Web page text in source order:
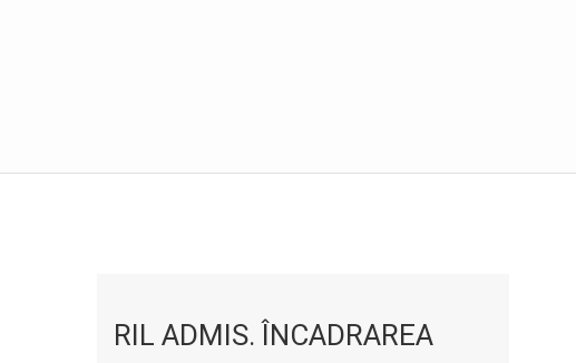
RIL ADMIS. ÎNCADRAREA